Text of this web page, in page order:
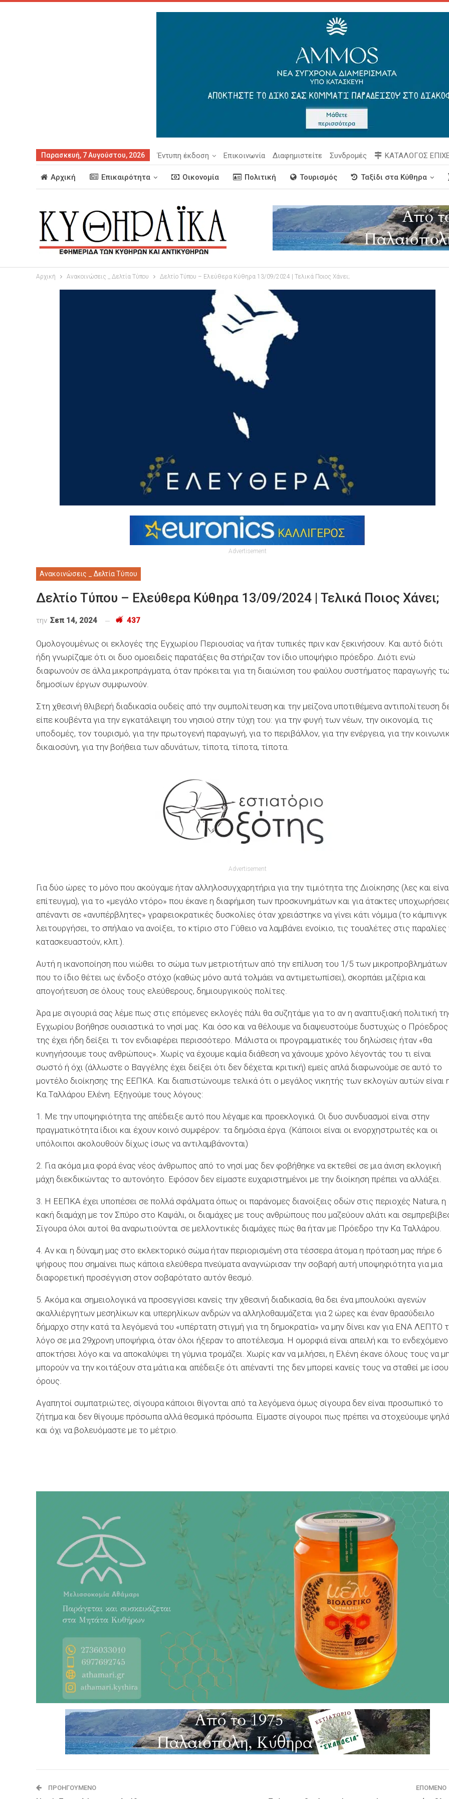
Παρασκευή, 7 Αυγούστου, 2026 Έντυπη έκδοση Επικοινωνία Διαφημιστείτε Συνδρομές ΚΑΤΑΛΟΓΟΣ
Αρχική Επικαιρότητα Οικονομία Πολιτική Τουρισμός Ταξίδι στα Κύθηρα
Αρχική Ανακοινώσεις _ Δελτία Τύπου Δελτίο Τύπου – Ελεύθερα Κύθηρα 13/09/2024 | Τελικά Ποιος Χάνει;
Advertisement
Ανακοινώσεις _ Δελτία Τύπου
Δελτίο Τύπου – Ελεύθερα Κύθηρα 13/09/2024 | Τελικά Ποιος Χάνει;
την Σεπ 14, 2024 437
Ομολογουμένως οι εκλογές της Εγχωρίου Περιουσίας να ήταν τυπικές πριν καν ξεκινήσουν. Και αυτό διότι
ήδη γνωρίζαμε ότι οι δυο ομοειδείς παρατάξεις θα στήριζαν τον ίδιο υποψήφιο πρόεδρο. Διότι ενώ
διαφωνούν σε άλλα μικροπράγματα, όταν πρόκειται για τη διαιώνιση του φαύλου συστήματος παραγωγής
δημοσίων έργων συμφωνούν.
Στη χθεσινή θλιβερή διαδικασία ουδείς από την συμπολίτευση και την μείζονα υποτιθέμενα αντιπολίτευση
είπε κουβέντα για την εγκατάλειψη του νησιού στην τύχη του: για την φυγή των νέων, την οικονομία, τις
υποδομές, τον τουρισμό, για την πρωτογενή παραγωγή, για το περιβάλλον, για την ενέργεια, για την
δικαιοσύνη, για την βοήθεια των αδυνάτων, τίποτα, τίποτα, τίποτα.
Advertisement
Για δύο ώρες το μόνο που ακούγαμε ήταν αλληλοσυγχαρητήρια για την τιμιότητα της Διοίκησης (λες και
επίτευγμα), για το «μεγάλο ντόρο» που έκανε η διαφήμιση των προσκυνημάτων και για άτακτες
απέναντι σε «ανυπέρβλητες» γραφειοκρατικές δυσκολίες όταν χρειάστηκε να γίνει κάτι νόμιμα (το κάμπινγκ
λειτουργήσει, το σπήλαιο να ανοίξει, το κτίριο στο Γύθειο να λαμβάνει ενοίκιο, τις τουαλέτες στις παραλίες
κατασκευαστούν, κλπ.).
Αυτή η ικανοποίηση που νιώθει το σώμα των μετριοτήτων από την επίλυση του 1/5 των μικροπροβλημάτων
που το ίδιο θέτει ως ένδοξο στόχο (καθώς μόνο αυτά τολμάει να αντιμετωπίσει), σκορπάει μιζέρια και
απογοήτευση σε όλους τους ελεύθερους, δημιουργικούς πολίτες.
Άρα με σιγουριά σας λέμε πως στις επόμενες εκλογές πάλι θα συζητάμε για το αν η αναπτυξιακή πολιτική
Εγχωρίου βοήθησε ουσιαστικά το νησί μας. Και όσο και να θέλουμε να διαψευστούμε δυστυχώς ο Πρόεδρος
της έχει ήδη δείξει τι τον ενδιαφέρει περισσότερο. Μάλιστα οι προγραμματικές του δηλώσεις ήταν «θα
κυνηγήσουμε τους ανθρώπους». Χωρίς να έχουμε καμία διάθεση να χάνουμε χρόνο λέγοντάς του τι είναι
σωστό ή όχι (άλλωστε ο Βαγγέλης έχει δείξει ότι δεν δέχεται κριτική) εμείς απλά διαφωνούμε σε αυτό το
μοντέλο διοίκησης της ΕΕΠΚΑ. Και διαπιστώνουμε τελικά ότι ο μεγάλος νικητής των εκλογών αυτών είναι
Κα.Ταλλάρου Ελένη. Εξηγούμε τους λόγους:
1. Με την υποψηφιότητα της απέδειξε αυτό που λέγαμε και προεκλογικά. Οι δυο συνδυασμοί είναι στην
πραγματικότητα ίδιοι και έχουν κοινό συμφέρον: τα δημόσια έργα. (Κάποιοι είναι οι ενορχηστρωτές και οι
υπόλοιποι ακολουθούν δίχως ίσως να αντιλαμβάνονται)
2. Για ακόμα μια φορά ένας νέος άνθρωπος από το νησί μας δεν φοβήθηκε να εκτεθεί σε μια άνιση εκλογική
μάχη διεκδικώντας το αυτονόητο. Εφόσον δεν είμαστε ευχαριστημένοι με την διοίκηση πρέπει να αλλάξει.
3. Η ΕΕΠΚΑ έχει υποπέσει σε πολλά σφάλματα όπως οι παράνομες διανοίξεις οδών στις περιοχές Natura, η
κακή διαμάχη με τον Σπύρο στο Καψάλι, οι διαμάχες με τους ανθρώπους που μαζεύουν αλάτι και
Σίγουρα όλοι αυτοί θα αναρωτιούνται σε μελλοντικές διαμάχες πώς θα ήταν με Πρόεδρο την Κα Ταλλάρου.
4. Αν και η δύναμη μας στο εκλεκτορικό σώμα ήταν περιορισμένη στα τέσσερα άτομα η πρόταση μας πήρε 6
ψήφους που σημαίνει πως κάποια ελεύθερα πνεύματα αναγνώρισαν την σοβαρή αυτή υποψηφιότητα για μια
διαφορετική προσέγγιση στον σοβαρότατο αυτόν θεσμό.
5. Ακόμα και σημειολογικά να προσεγγίσει κανείς την χθεσινή διαδικασία, θα δει ένα μπουλούκι αγενών
ακαλλιέργητων μεσηλίκων και υπερηλίκων ανδρών να αλληλοθαυμάζεται για 2 ώρες και έναν θρασύδειλο
δήμαρχο στην κατά τα λεγόμενά του «υπέρτατη στιγμή για τη δημοκρατία» να μην δίνει καν για ΕΝΑ ΛΕΠΤΟ
λόγο σε μια 29χρονη υποψήφια, όταν όλοι ήξεραν το αποτέλεσμα. Η ομορφιά είναι απειλή και το
αποκτήσει λόγο και να αποκαλύψει τη γύμνια τρομάζει. Χωρίς καν να μιλήσει, η Ελένη έκανε όλους τους να
μπορούν να την κοιτάξουν στα μάτια και απέδειξε ότι απέναντί της δεν μπορεί κανείς τους να σταθεί με
όρους.
Αγαπητοί συμπατριώτες, σίγουρα κάποιοι θίγονται από τα λεγόμενα όμως σίγουρα δεν είναι προσωπικό το
ζήτημα και δεν θίγουμε πρόσωπα αλλά θεσμικά πρόσωπα. Είμαστε σίγουροι πως πρέπει να στοχεύουμε ψηλά
και όχι να βολευόμαστε με το μέτριο.
ΠΡΟΗΓΟΎΜΕΝΟ ΕΠΌΜΕΝΟ